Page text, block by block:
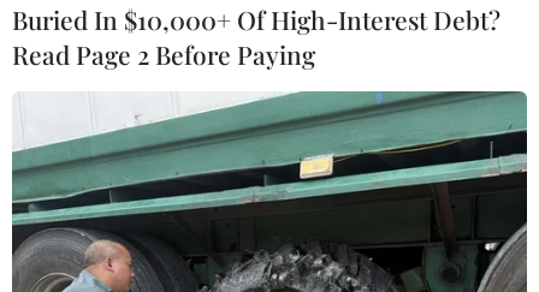
TIN LIÊN QUAN
Buried In $10,000+ Of High-Interest Debt?
Read Page 2 Before Paying